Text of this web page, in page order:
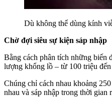
Dù không thể dùng kính
Chờ đợi siêu sự kiện sáp nhập
Bằng cách phân tích những biến
lượng khổng lồ – từ 100 triệu
Chúng chỉ cách nhau khoảng
nhau và sáp nhập trong thời gian